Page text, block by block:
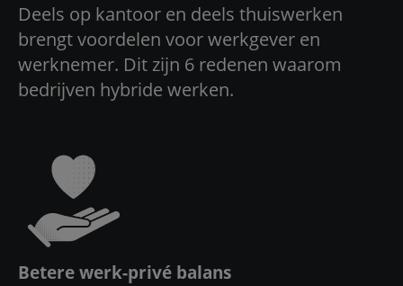
Deels op kantoor en deels thuiswerken
brengt voordelen voor werkgever en
werknemer. Dit zijn 6 redenen waarom
bedrijven hybride werken.
Betere werk-privé balans